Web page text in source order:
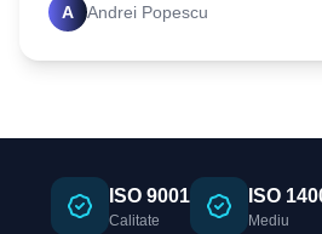
termică.
A Andrei Popescu
ISO 9001
Calitate
ISO
Mediu